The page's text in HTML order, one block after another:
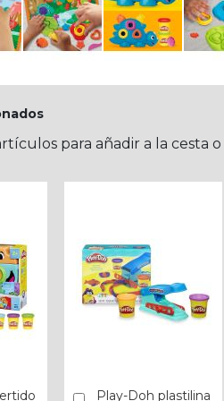
para añadir a la cesta o
Play-Doh plastilina
Añadir